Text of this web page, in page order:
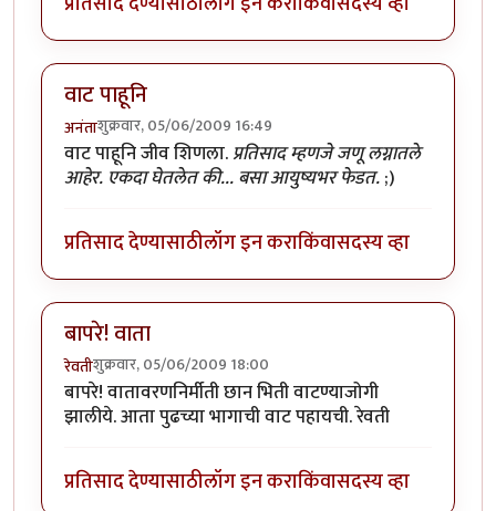
वाट पाहूनि
अनंताशुक्रवार, 05/06/2009 16:49
वाट पाहूनि जीव शिणला.प्रतिसाद म्हणजे जणू लग्नातले
आहेर. एकदा घेतलेत की... बसा आयुष्यभर फेडत.;)
प्रतिसाद देण्यासाठीलॉग इन कराकिंवासदस्य व्हा
बापरे! वाता
रेवतीशुक्रवार, 05/06/2009 18:00
बापरे! वातावरणनिर्मीती छान भिती वाटण्याजोगी
झालीये. आता पुढच्या भागाची वाट पहायची. रेवती
प्रतिसाद देण्यासाठीलॉग इन कराकिंवासदस्य व्हा